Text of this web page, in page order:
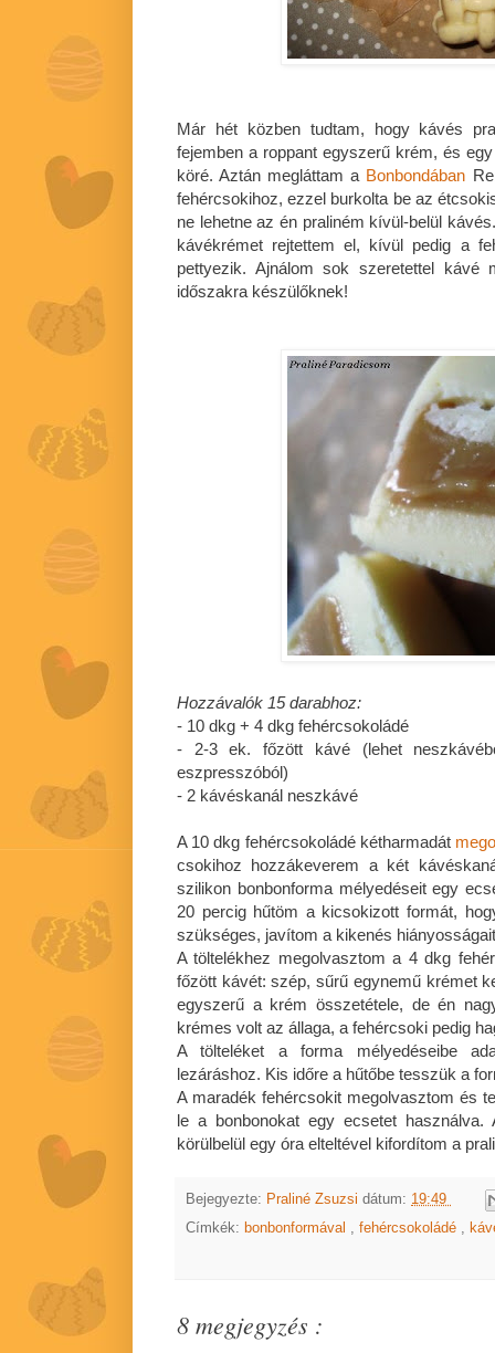
Már hét közben tudtam, hogy kávés
fejemben a roppant egyszerű krém, és
köré. Aztán megláttam a Bonbondában
fehércsokihoz, ezzel burkolta be az
ne lehetne az én praliném kívül-belül
kávékrémet rejtettem el, kívül pedig a
pettyezik. Ajnálom sok szeretettel
időszakra készülőknek!
Hozzávalók 15 darabhoz:
- 10 dkg + 4 dkg fehércsokoládé
- 2-3 ek. főzött kávé (lehet
eszpresszóból)
- 2 kávéskanál neszkávé
A 10 dkg fehércsokoládé kétharmadát
csokihoz hozzákeverem a két
szilikon bonbonforma mélyedéseit egy
20 percig hűtöm a kicsokizott formát,
szükséges, javítom a kikenés
A töltelékhez megolvasztom a 4 dkg
főzött kávét: szép, sűrű egynemű krémet
egyszerű a krém összetétele, de én
krémes volt az állaga, a fehércsoki pedig
A tölteléket a forma mélyedéseibe
lezáráshoz. Kis időre a hűtőbe tesszük a
A maradék fehércsokit megolvasztom és
le a bonbonokat egy ecsetet
körülbelül egy óra elteltével kifordítom a
Bejegyezte: Praliné Zsuzsi dátum: 19:49
Címkék: bonbonformával , fehércsokoládé ,
8 megjegyzés :